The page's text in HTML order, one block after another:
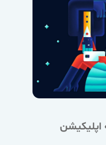
اپلیکیشن